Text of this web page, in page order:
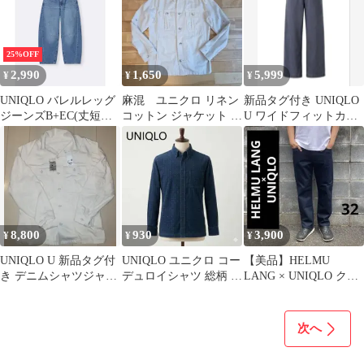
25%OFF
¥ 2,990
UNIQLO バレルレッグ
ジーンズB+EC(丈短め
68.0cm) ブルー 2XL
¥ 1,650
麻混 ユニクロ リネン
コットン ジャケット ア
イボリー 生成り系 L
¥5,999
新品タグ付き UNIQLO
U ワイドフィットカラ
ージーンズ 35 Gray
¥8,800
UNIQLO U 新品タグ付
き デニムシャツジャケ
¥930
UNIQLO ユニクロ コー
デュロイシャツ 総柄 M
¥3,900
【美品】HELMU
LANG × UNIQLO クラ
次へ